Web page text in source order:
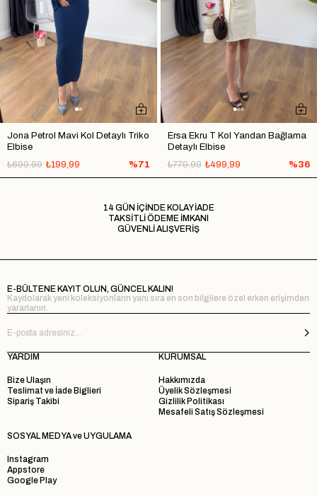
Jona Petrol Mavi Kol Detaylı Triko
Elbise
₺199,99
₺699,99 %71
Ersa Ekru T Kol Yandan Bağlama
Detaylı Elbise
₺499,99
₺779,99 %36
14 GÜN İÇİNDE KOLAY İADE
TAKSİTLİ ÖDEME İMKANI
GÜVENLİ ALIŞVERİŞ
E-BÜLTENE KAYIT OLUN, GÜNCEL KALIN!
Kaydolarak yeni koleksiyonların yanı sıra en son bilgilere özel erken erişimden
yararlanın.
YARDIM
Bize Ulaşın
Teslimat ve İade Biglieri
Sipariş Takibi
KURUMSAL
Hakkımızda
Üyelik Sözleşmesi
Gizlilik Politikası
Mesafeli Satış Sözleşmesi
SOSYAL MEDYA ve UYGULAMA
Instagram
Appstore
Google Play